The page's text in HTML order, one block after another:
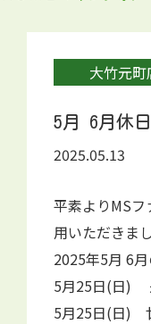
大竹元町
5月 6月休
2025.05.13
平素よりMS
用いただきま
2025年5月 6月
5月25日(日)
5月25日(日)